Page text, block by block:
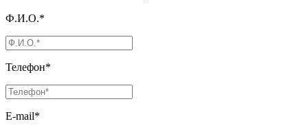
Ф.И.О.*
Телефон*
E-mail*